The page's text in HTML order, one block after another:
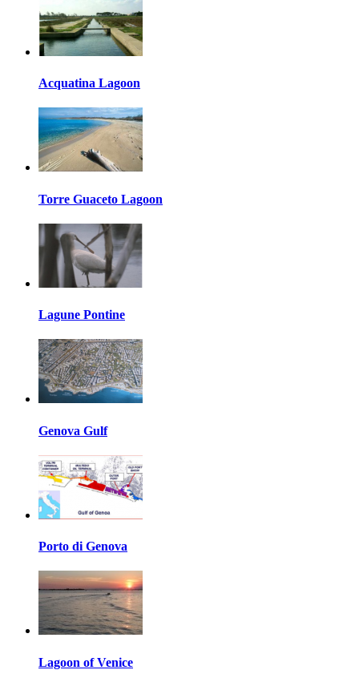
Acquatina Lagoon
Torre Guaceto Lagoon
Lagune Pontine
Genova Gulf
Porto di Genova
Lagoon of Venice